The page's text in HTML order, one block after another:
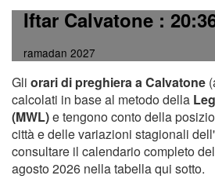
Iftar Calvatone:
ramadan 2027
Gli orari di preghiera a Calvatone
calcolati in base al metodo della
(MWL)e tengono conto della
città e delle variazioni stagionali
consultare il calendario completo
agosto 2026 nella tabella qui sotto.